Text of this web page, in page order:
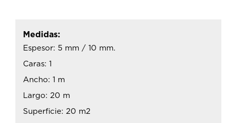
Medidas:
Espesor: 5 mm / 10 mm.
Caras: 1
Ancho: 1 m
Largo: 20 m
Superficie: 20 m2